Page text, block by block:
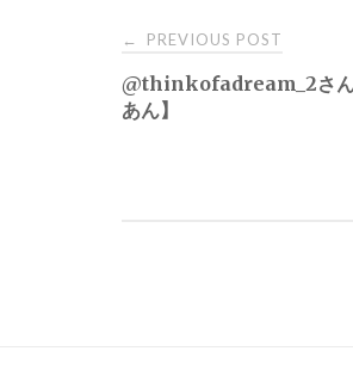
Post
navigation
← PREVIOUS POST
@thinkofadream_2さん
あん】